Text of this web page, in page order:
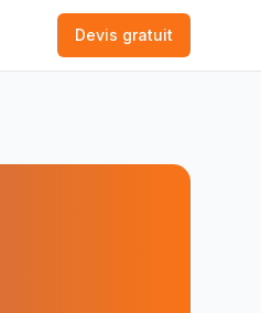
Devis gratuit